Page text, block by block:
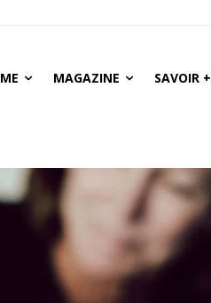
MAGAZINE SAVOIR +